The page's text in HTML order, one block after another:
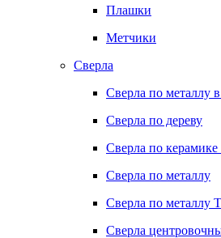
Плашки
Метчики
Сверла
Сверла по металлу
Сверла по дереву
Сверла по керамике
Сверла по металлу
Сверла по металлу
Сверла